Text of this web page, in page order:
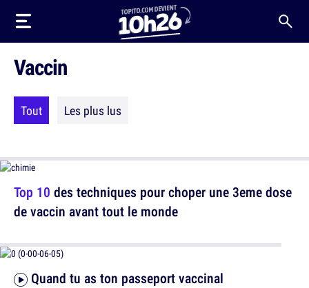
Vaccin
Tout Les plus lus
Top 10 des techniques pour choper une 3eme dose
de vaccin avant tout le monde
Quand tu as ton passeport vaccinal